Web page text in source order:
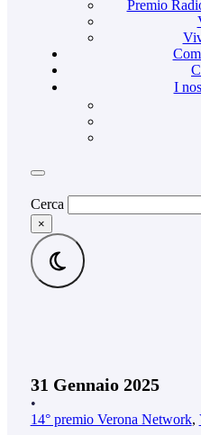
Premio
I
Cerca
×
31 Gennaio 2025
•
14° premio Verona Network,